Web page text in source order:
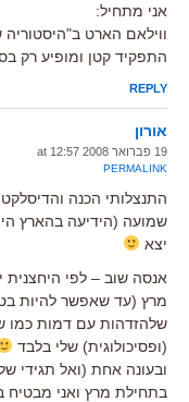
אני מתחיל:
ווילאם הארט
התפקיד קטן ומופיע רק
REPLY
אורון
19 פברואר 2008 at 12:57
PERMALINK
התנצלותי הכנה
שמועה (הידיעה בהארץ
יצא
מרץ (עד שאפשר להיות
שלהזדהות עם דמות כמו
(ופסיכולוגית) שלי בלבד
ובעונה אחת (ואל תגידי
בתחילת מרץ ואני מבטיח